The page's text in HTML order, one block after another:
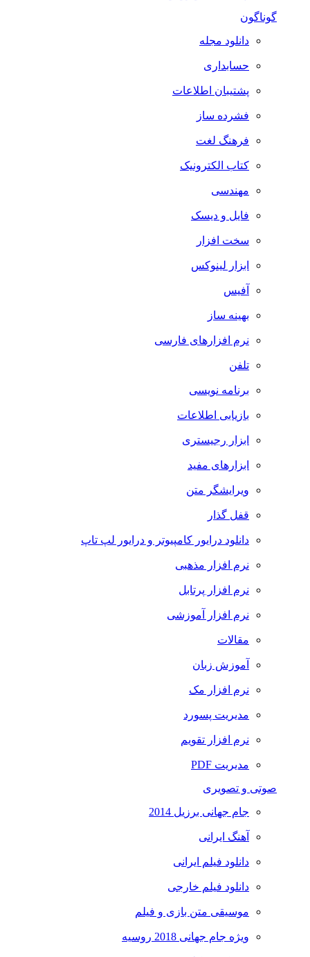
گوناگون
دانلود مجله
حسابداری
پشتیبان اطلاعات
فشرده ساز
فرهنگ لغت
کتاب الکترونیک
مهندسی
فایل و دیسک
سخت افزار
ابزار لینوکس
آفیس
بهینه ساز
نرم افزارهای فارسی
تلفن
برنامه نویسی
بازیابی اطلاعات
ابزار رجیستری
ابزارهای مفید
ویرایشگر متن
قفل گذار
دانلود درایور کامپیوتر و درایور لپ تاپ
نرم افزار مذهبی
نرم افزار پرتابل
نرم افزار آموزشی
مقالات
آموزش زبان
نرم افزار مک
مدیریت پسورد
نرم افزار تقویم
مدیریت PDF
صوتی و تصویری
جام جهانی برزیل 2014
آهنگ ایرانی
دانلود فیلم ایرانی
دانلود فیلم خارجی
موسیقی متن بازی و فیلم
ویژه جام جهانی 2018 روسیه